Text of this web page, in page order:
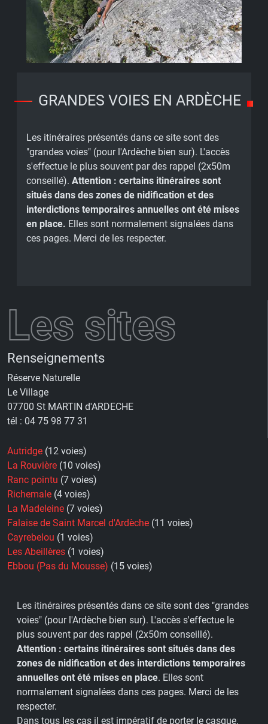
GRANDES VOIES EN ARDÈCHE
Les itinéraires présentés dans ce site sont des
"grandes voies" (pour l'Ardèche bien sur). L'accès
s'effectue le plus souvent par des rappel (2x50m
conseillé). Attention : certains itinéraires sont
situés dans des zones de nidification et des
interdictions temporaires annuelles ont été mises
en place. Elles sont normalement signalées dans
ces pages. Merci de les respecter.
Les sites
Renseignements
Réserve Naturelle
Le Village
07700 St MARTIN d'ARDECHE
tél : 04 75 98 77 31
Autridge (12 voies)
La Rouvière (10 voies)
Ranc pointu (7 voies)
Richemale (4 voies)
La Madeleine (7 voies)
Falaise de Saint Marcel d'Ardèche (11 voies)
Cayrebelou (1 voies)
Les Abeillères (1 voies)
Ebbou (Pas du Mousse) (15 voies)
Les itinéraires présentés dans ce site sont des "grandes
voies" (pour l'Ardèche bien sur). L'accès s'effectue le
plus souvent par des rappel (2x50m conseillé).
Attention : certains itinéraires sont situés dans des
zones de nidification et des interdictions temporaires
annuelles ont été mises en place. Elles sont
normalement signalées dans ces pages. Merci de les
respecter.
Dans tous les cas il est impératif de porter le casque,